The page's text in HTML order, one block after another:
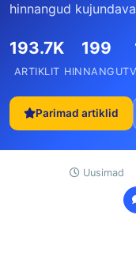
hinnangud
193.7K
ARTIKLIT
199
HINNANGUT
Parimad artiklid
Uusimad